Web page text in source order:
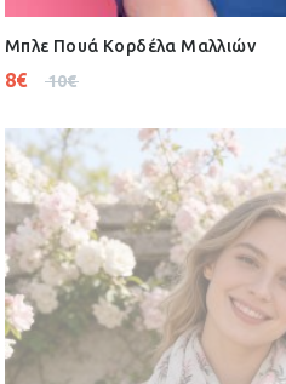
Μπλε Πουά Κορδέλα Μαλλιών
10€
8€